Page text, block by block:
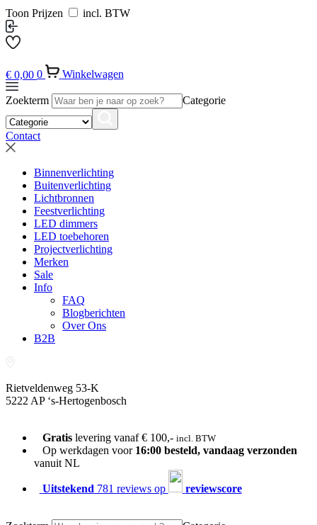
Toon Prijzen incl. BTW
€ 0,00 0 Winkelwagen
Zoekterm Categorie
Contact
Binnenverlichting
Buitenverlichting
Lichtbronnen
Feestverlichting
LED dimmers
LED toebehoren
Projectverlichting
Merken
Sale
Info
FAQ
Blogberichten
Over Ons
B2B
Rietveldenweg 53-K
5222 AP ‘s-Hertogenbosch
Gratislevering vanaf € 100,- incl. BTW
Op werkdagen voor 16:00 besteld, vandaag verzonden
vanuit NL
Uitstekend 781 reviews op reviewscore